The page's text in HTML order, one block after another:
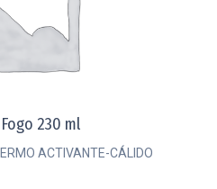
230 ml
ACTIVANTE-CÁLIDO